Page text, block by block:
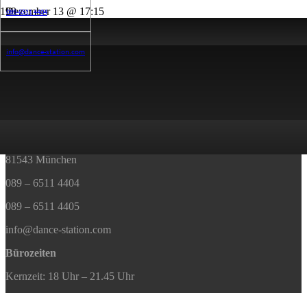
089-6511 4404
info@dance-station.com
Dezember 13 @ 17:15
Studio 1
Benjamin
81543 München
089 – 6511 4404
089 – 6511 4405
info@dance-station.com
Bürozeiten
Kernzeit: 18 Uhr – 21.45 Uhr